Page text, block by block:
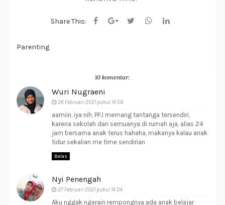
Share This:
Parenting
10 komentar:
Wuri Nugraeni
26 Februari 2021 pukul 14.58
aamiin, iya nih, PPJ memang tantanga tersendiri,
karena sekolah dan semuanya di rumah aja, alias 24
jam bersama anak terus hahaha, makanya kalau anak
tidur sekalian me time sendirian
Balas
Nyi Penengah
27 Februari 2021 pukul 14.04
Aku nggak ngerain rempongnya ada anak belajar